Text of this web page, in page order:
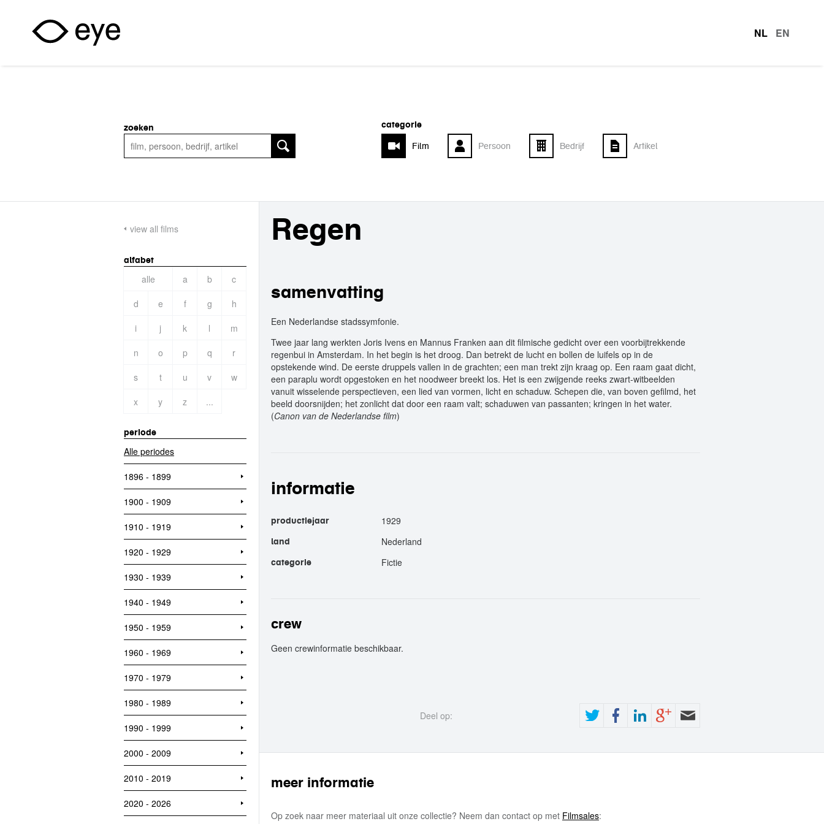
NL EN
categorie
Film
Persoon Bedrijf Artikel
zoeken
view all films
alfabet
alle a b
c
d
e f g
h
i
j k l
m
n
o p q
r
s
t u v
w
x
y z ...
periode
Alle periodes
1896 - 1899
1900 - 1909
1910 - 1919
1920 - 1929
1930 - 1939
1940 - 1949
1950 - 1959
1960 - 1969
1970 - 1979
1980 - 1989
1990 - 1999
2000 - 2009
2010 - 2019
2020 - 2026
Regen
samenvatting
Een Nederlandse stadssymfonie.
Twee jaar lang werkten Joris Ivens en Mannus Franken aan dit filmische gedicht over een voorbijtrekkende
regenbui in Amsterdam. In het begin is het droog. Dan betrekt de lucht en bollen de luifels op in de
opstekende wind. De eerste druppels vallen in de grachten; een man trekt zijn kraag op. Een raam gaat dicht,
een paraplu wordt opgestoken en het noodweer breekt los. Het is een zwijgende reeks zwart-witbeelden
vanuit wisselende perspectieven, een lied van vormen, licht en schaduw. Schepen die, van boven gefilmd, het
beeld doorsnijden; het zonlicht dat door een raam valt; schaduwen van passanten; kringen in het water.
(Canon van de Nederlandse film)
informatie
productiejaar 1929
land Nederland
categorie Fictie
crew
Geen crewinformatie beschikbaar.
Deel op:
meer informatie
Op zoek naar meer materiaal uit onze collectie? Neem dan contact op met Filmsales: